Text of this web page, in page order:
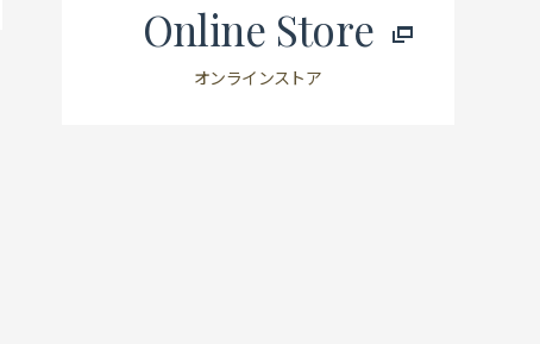
Online Store
オンラインストア